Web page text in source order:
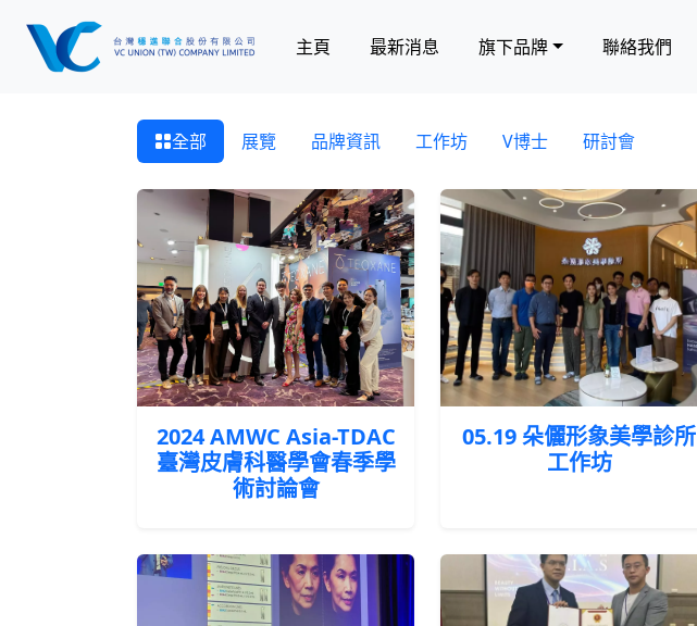
主頁 最新消息 旗下品牌 聯絡我們
全部 展覽 品牌資訊 工作坊 V博士 研討會
2024 AMWC Asia-TDAC
臺灣皮膚科醫學會春季學
術討論會
05.19 朵儷形象美學診所
工作坊